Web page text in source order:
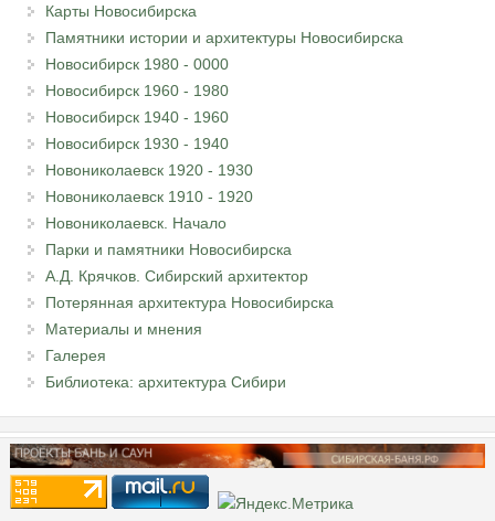
Карты Новосибирска
Памятники истории и архитектуры Новосибирска
Новосибирск 1980 - 0000
Новосибирск 1960 - 1980
Новосибирск 1940 - 1960
Новосибирск 1930 - 1940
Новониколаевск 1920 - 1930
Новониколаевск 1910 - 1920
Новониколаевск. Начало
Парки и памятники Новосибирска
А.Д. Крячков. Сибирский архитектор
Потерянная архитектура Новосибирска
Материалы и мнения
Галерея
Библиотека: архитектура Сибири